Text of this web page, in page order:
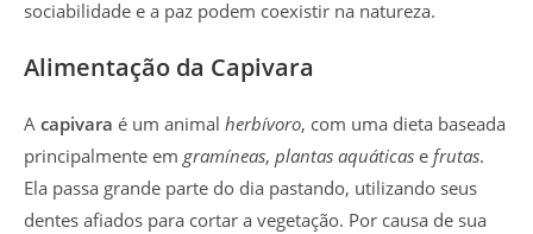
sociabilidade e a paz podem coexistir na natureza.
Alimentação da Capivara
A capivara é um animal herbívoro, com uma dieta baseada
principalmente em gramíneas, plantas aquáticas e frutas.
Ela passa grande parte do dia pastando, utilizando seus
dentes afiados para cortar a vegetação. Por causa de sua